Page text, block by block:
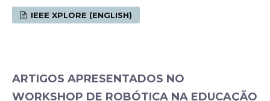
IEEE XPLORE (ENGLISH)
ARTIGOS APRESENTADOS NO
WORKSHOP DE ROBÓTICA NA EDUCAÇÃO